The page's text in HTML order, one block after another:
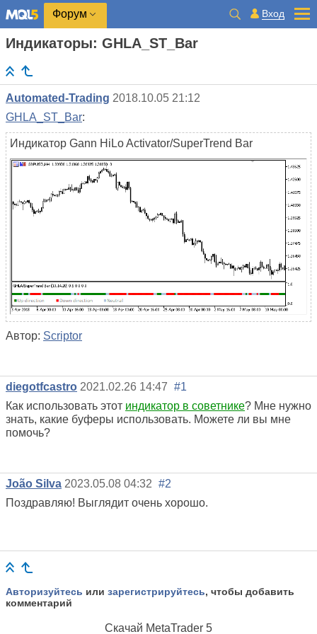
Форум Вход
Индикаторы: GHLA_ST_Bar
Automated-Trading 2018.10.05 21:12
GHLA_ST_Bar:
Индикатор Gann HiLo Activator/SuperTrend Bar
Автор: Scriptor
diegotfcastro 2021.02.26 14:47 #1
Как использовать этот индикатор в советнике? Мне нужно
знать, какие буферы использовать. Можете ли вы мне
помочь?
João Silva 2023.05.08 04:32 #2
Поздравляю! Выглядит очень хорошо.
Авторизуйтесь или зарегистрируйтесь, чтобы добавить
комментарий
Скачай MetaTrader 5